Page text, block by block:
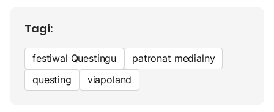
Tagi:
festiwal Questingu
patronat medialny
questing
viapoland